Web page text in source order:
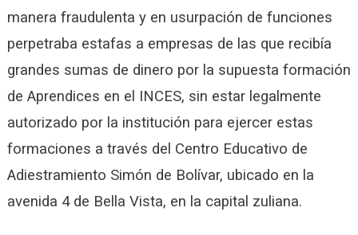
manera fraudulenta y en usurpación de funciones
perpetraba estafas a empresas de las que recibía
grandes sumas de dinero por la supuesta formación
de Aprendices en el INCES, sin estar legalmente
autorizado por la institución para ejercer estas
formaciones a través del Centro Educativo de
Adiestramiento Simón de Bolívar, ubicado en la
avenida 4 de Bella Vista, en la capital zuliana.